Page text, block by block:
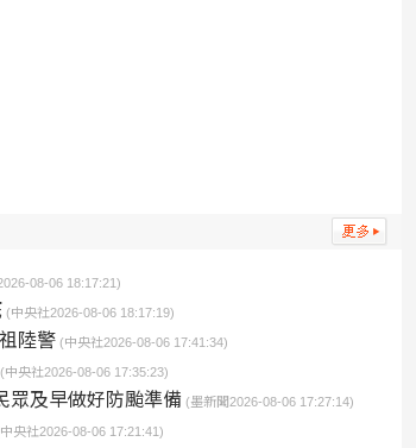
08-06 18:17:21)
(中央社2026-08-06 18:17:19)
陸警 (中央社2026-08-06 17:41:34)
(中央社2026-08-06 17:35:23)
及早做好防颱準備 (墨新聞2026-08-06 17:27:14)
央社2026-08-06 17:21:41)